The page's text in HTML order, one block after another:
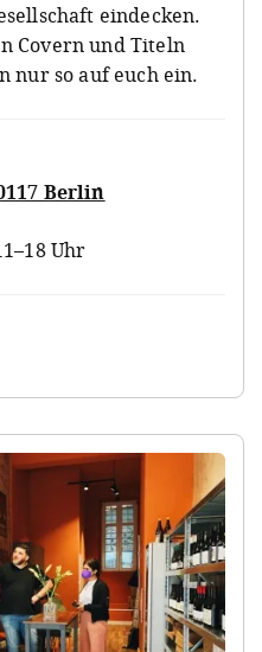
eindecken.
Covern und Titeln
nur so auf euch ein.
Berlin
Uhr